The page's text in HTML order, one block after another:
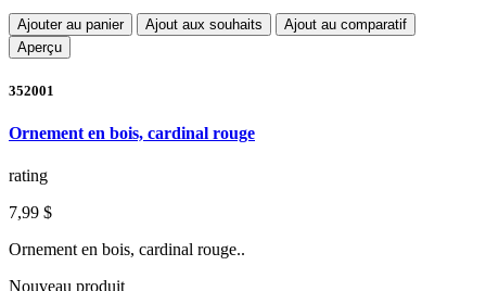
Ajouter au panier Ajout aux souhaits
Ajout au comparatif
Aperçu
352001
Ornement en bois, cardinal rouge
rating
7,99 $
Ornement en bois, cardinal rouge..
Nouveau produit